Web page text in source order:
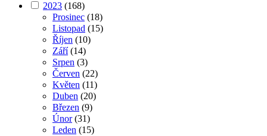
2023 (168)
Prosinec (18)
Listopad (15)
Říjen (10)
Září(14)
Srpen (3)
Červen (22)
Květen (11)
Duben (20)
Březen (9)
Únor(31)
Leden (15)